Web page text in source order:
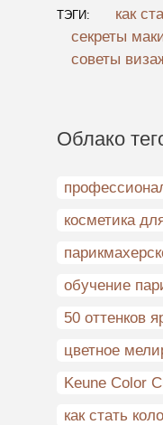
ТЭГИ:
как
секреты
советы
Облако
косметика
обучение
50 оттенков
цветное
Keune Color
как стать